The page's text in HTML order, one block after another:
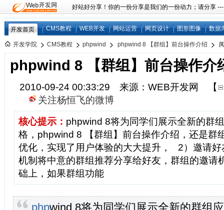
好站好分享！你的一份分享是我们的一份动力；请分享
开发首页 CMS教程 WEB开发 网站运营 网页设计 图形图像 数据
开发学院 CMS教程 phpwind phpwind 8 【群组】前台操作介绍
phpwind 8 【群组】前台操作介
2010-09-24 00:33:29 来源：WEB开发网
【
关注杨恒飞的微博
核心提示： phpwind 8将为同学们展示全新的群
格，phpwind 8 【群组】前台操作介绍，还是群
优化，实现了用户体验的大大提升， 2）邀请好
机制将中意的群组推荐分享给好友，群组的邀请
础上，如果群组功能
phpwind 8将为同学们展示全新的群组